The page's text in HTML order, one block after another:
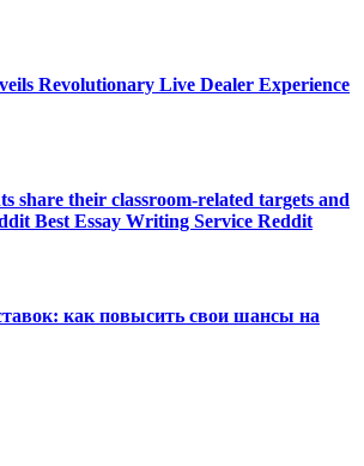
Revolutionary Live Dealer Experience
share their classroom-related targets and
Best Essay Writing Service Reddit
как повысить свои шансы на